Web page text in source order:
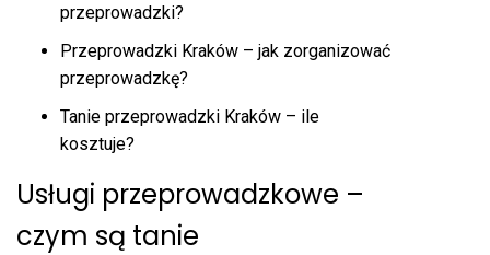
przeprowadzki?
Przeprowadzki Kraków – jak zorganizować
przeprowadzkę?
Tanie przeprowadzki Kraków – ile
kosztuje?
Usługi przeprowadzkowe –
czym są tanie